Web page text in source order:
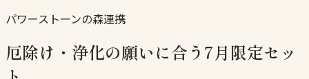
パワーストーンの森連携
厄除け・浄化の願いに合う7月限定セッ